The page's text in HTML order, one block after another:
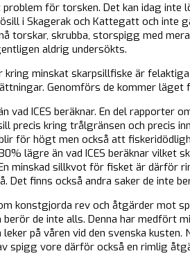
för torsken. Det kan idag inte
i Skagerak och Kattegatt och inte
torskar, skrubba, storspigg med
aldrig undersökts.
minskat skarpsillfiske är
Genomförs de kommer läget
vad ICES beräknar. En del rapporter
precis kring trålgränsen och precis
för högt men också att
lägre än vad ICES beräknar vilket
minskad sillkvot för fisket är därför
Det finns också andra saker de inte
konstgjorda rev och åtgärder mot
de inte alls. Denna har medfört
på våren vid den svenska
spigg vore därför också en rimlig